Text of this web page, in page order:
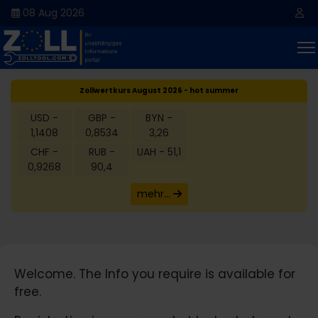
08 Aug 2026
Zollwertkurs August 2026 - hot summer
USD -
1,1408
CHF -
0,9268
GBP -
0,8534
RUB -
90,4
BYN -
3,26
UAH - 51,1
mehr...
Welcome. The Info you require is available for
free.